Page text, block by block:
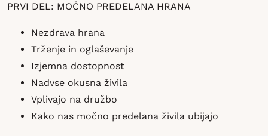
PRVI DEL: MOČNO PREDELANA HRANA
Nezdrava hrana
Trženje in oglaševanje
Izjemna dostopnost
Nadvse okusna živila
Vplivajo na družbo
Kako nas močno predelana živila ubijajo